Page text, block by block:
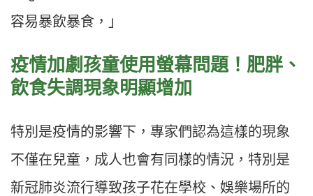
容易暴飲暴食，」
疫情加劇孩童使用螢幕問題！ 肥胖、
飲食失調現象明顯增加
特別是疫情的影響下，專家們認為這樣的現象
不僅在兒童，成人也會有同樣的情況，特別是
新冠肺炎流行導致孩子花在學校、娛樂場所的